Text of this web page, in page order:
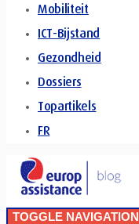
Mobiliteit
ICT-Bijstand
Gezondheid
Dossiers
Topartikels
FR
TOGGLE NAVIGATION